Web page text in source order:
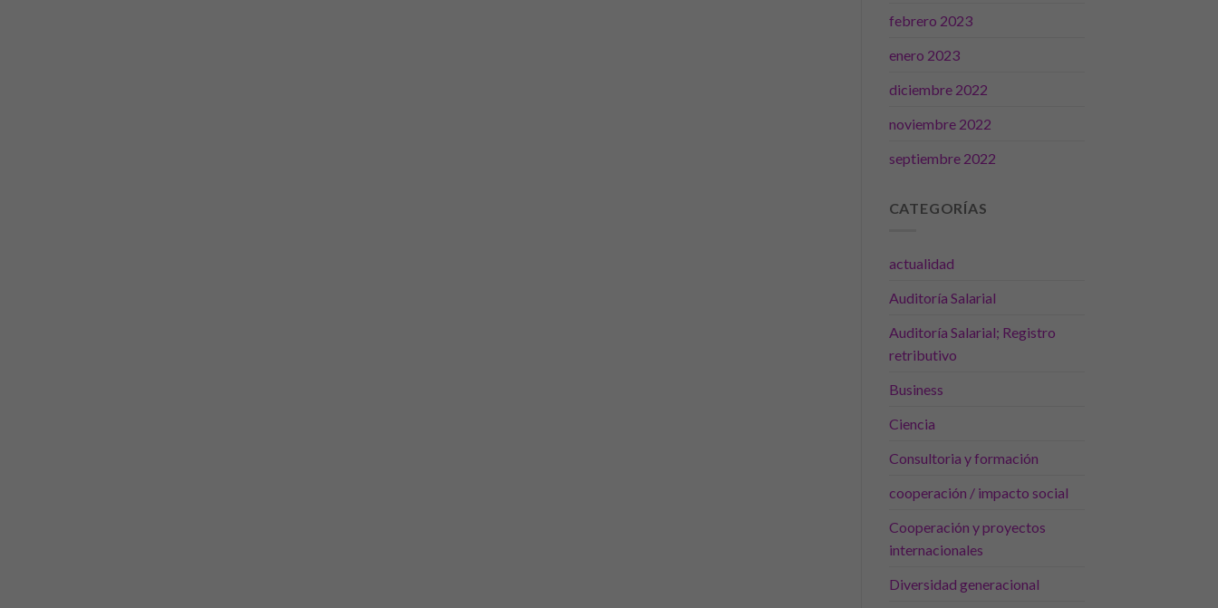
febrero 2023
enero 2023
diciembre 2022
noviembre 2022
septiembre 2022
CATEGORÍAS
actualidad
Auditoría Salarial
Auditoría Salarial; Registro
retributivo
Business
Ciencia
Consultoria y formación
cooperación / impacto social
Cooperación y proyectos
internacionales
Diversidad generacional